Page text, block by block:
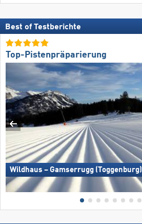
Best of Testberichte
Top-Pistenpräparierung
Wildhaus – Gamserrugg (Toggenburg)